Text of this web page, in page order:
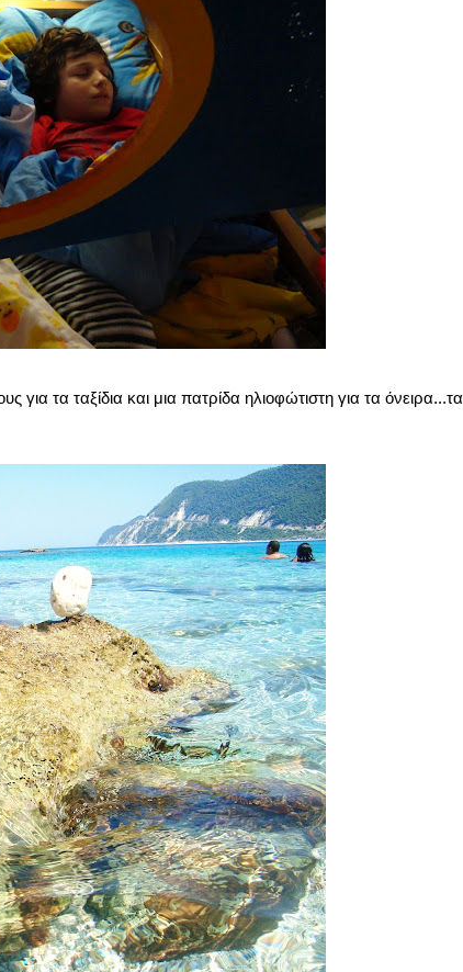
για τα ταξίδια και μια πατρίδα ηλιοφώτιστη για τα όνειρα...τα